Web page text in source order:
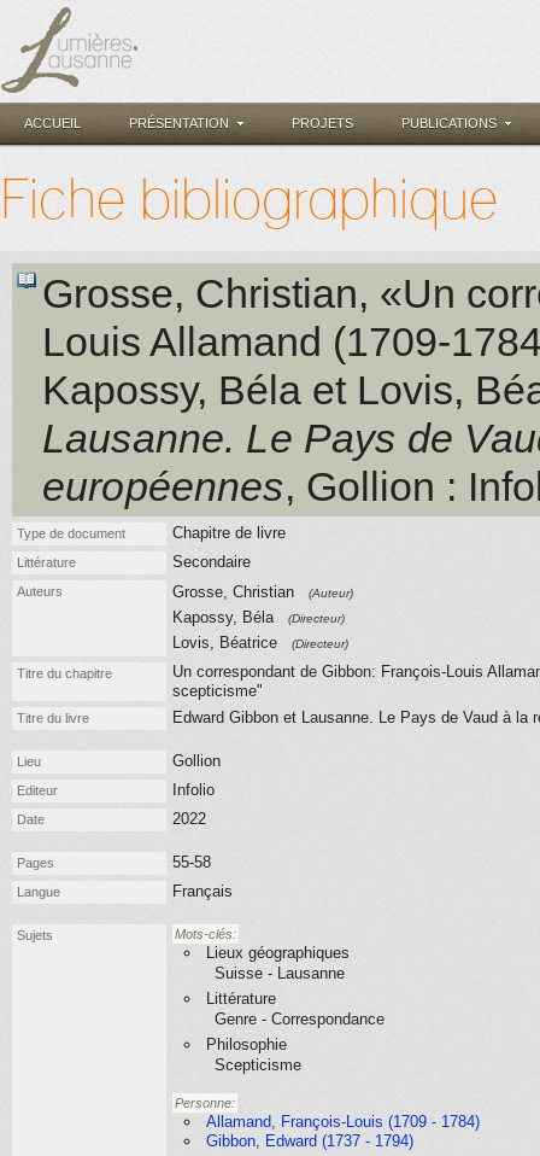
ACCUEIL PRÉSENTATION PROJETS PUBLICATIONS
Fiche bibliographique
Grosse, Christian, «Un
Louis Allamand (1709-
Kapossy, Béla et Lovis,
Lausanne. Le Pays de
européennes, Gollion :
Type de document Chapitre de livre
Littérature Secondaire
Auteurs Grosse, Christian (Auteur)
Kapossy, Béla (Directeur)
Lovis, Béatrice (Directeur)
Titre du chapitre
Un correspondant de Gibbon: François-Louis
scepticisme"
Titre du livre Edward Gibbon et Lausanne. Le Pays de Vaud à la
Lieu Gollion
Editeur Infolio
Date 2022
Pages 55-58
Langue Français
Sujets Mots-clés:
Lieux géographiques
Suisse - Lausanne
Littérature
Genre - Correspondance
Philosophie
Scepticisme
Personne:
Allamand, François-Louis (1709 - 1784)
Gibbon, Edward (1737 - 1794)